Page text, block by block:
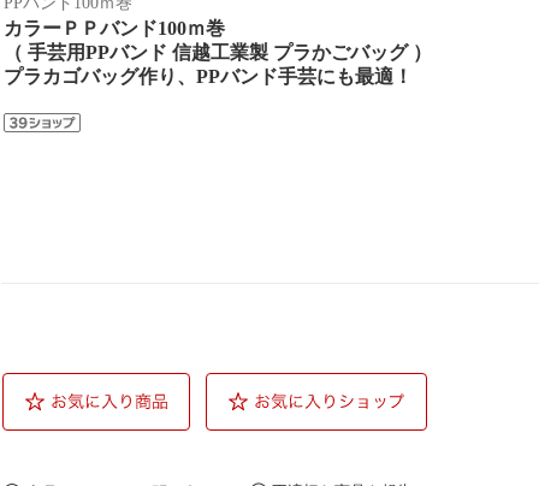
カラーＰＰバンド100ｍ巻
（ 手芸用PPバンド 信越工業製 プラかごバッグ ）
プラカゴバッグ作り、PPバンド手芸にも最適！